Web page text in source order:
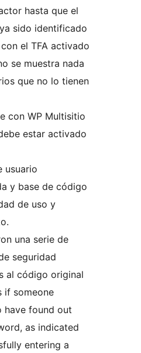
hasta que el
sido identificado
el TFA activado
se muestra nada
que no lo tienen
con WP Multisitio
estar activado
usuario
y base de código
de uso y
una serie de
seguridad
al código original
if someone
have found out
as indicated
entering a